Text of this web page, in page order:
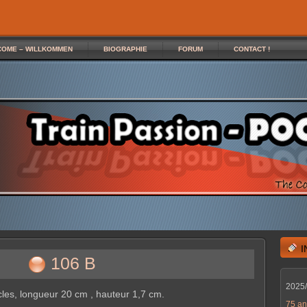
– WILLKOMMEN BIOGRAPHIE FORUM CONTACT !
106 B
longueur 20 cm , hauteur 1,7 cm.
75